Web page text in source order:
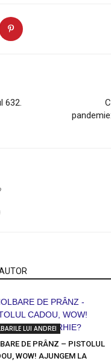
632.
LUI ANDREI
DE PRÂNZ – PISTOLUL
WOW! AJUNGEM LA